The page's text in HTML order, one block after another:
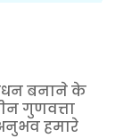
बनाने के
गुणवत्ता
हमारे